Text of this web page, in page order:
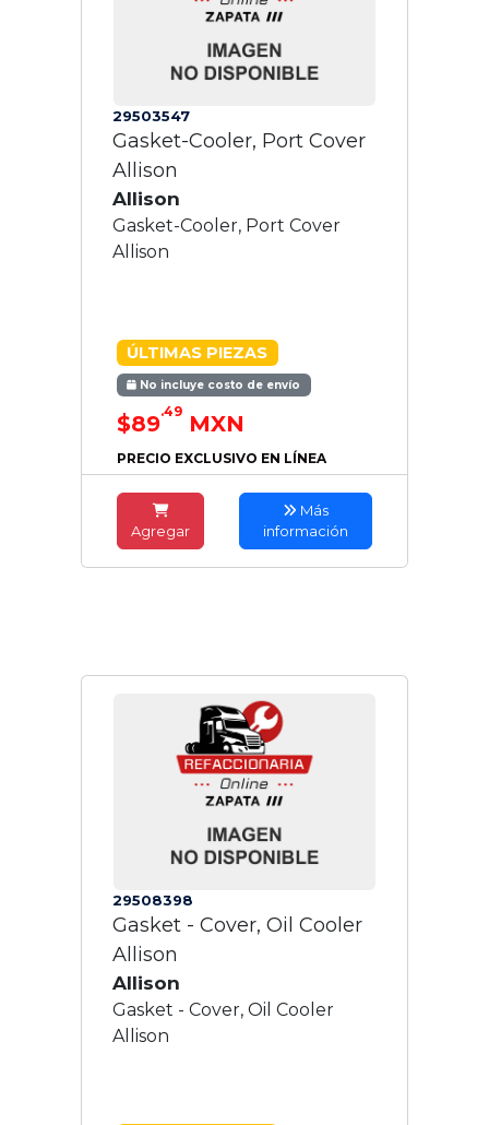
29503547
Gasket-Cooler, Port Cover
Allison
Allison
Gasket-Cooler, Port Cover
Allison
ÚLTIMAS PIEZAS
No incluye costo de envío
$89.49 MXN
PRECIO EXCLUSIVO EN LÍNEA
Agregar
Más
información
29508398
Gasket - Cover, Oil Cooler
Allison
Allison
Gasket - Cover, Oil Cooler
Allison